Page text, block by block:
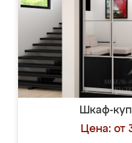
Шкаф-
Цена: от